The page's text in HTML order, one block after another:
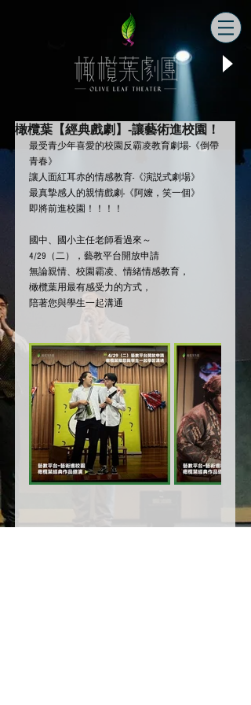
橄欖葉【經典戲劇】-讓藝術進校園！
最受青少年喜愛的校園反霸凌教育劇場-《倒帶
青春》
讓人面紅耳赤的情感教育-《演説式劇場》
最真摯感人的親情戲劇-《阿嬤，笑一個》
即將前進校園！！！！
國中、國小主任老師看過來～
4/29（二），藝教平台開放申請
無論親情、校園霸凌、情緒情感教育，
橄欖葉用最有感受力的方式，
陪著您與學生一起溝通